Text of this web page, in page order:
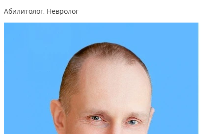
Абилитолог, Невролог